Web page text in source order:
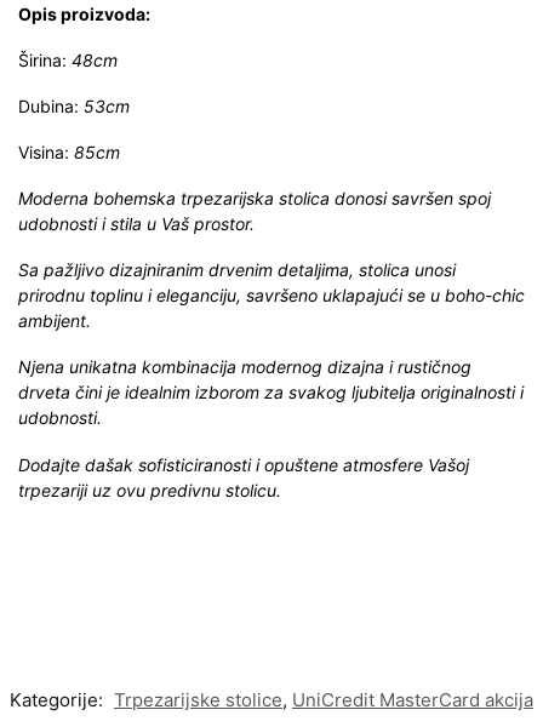
Opis proizvoda:
Širina: 48cm
Dubina: 53cm
Visina: 85cm
Moderna bohemska trpezarijska stolica donosi savršen spoj
udobnosti i stila u Vaš prostor.
Sa pažljivo dizajniranim drvenim detaljima, stolica unosi
prirodnu toplinu i eleganciju, savršeno uklapajući se u boho-chic
ambijent.
Njena unikatna kombinacija modernog dizajna i rustičnog
drveta čini je idealnim izborom za svakog ljubitelja originalnosti i
udobnosti.
Dodajte dašak sofisticiranosti i opuštene atmosfere Vašoj
trpezariji uz ovu predivnu stolicu.
Kategorije: Trpezarijske stolice, UniCredit MasterCard akcija